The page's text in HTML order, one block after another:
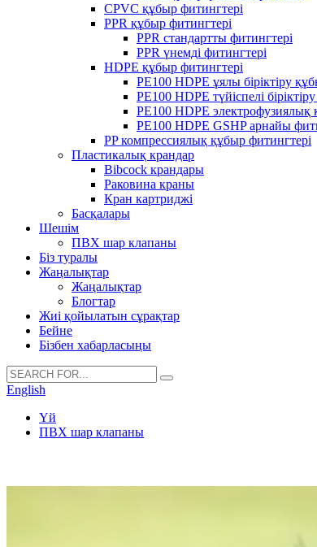
CPVC құбыр фитингтері
PPR құбыр фитингтері
PPR стандартты фитингтері
PPR үнемді фитингтері
HDPE құбыр фитингтері
PE100 HDPE ұялы біріктіру
PE100 HDPE түйіспелі
PE100 HDPE электрофузиялық
PE100 HDPE GSHP арнайы
PP компрессиялық құбыр фитингтері
Пластикалық крандар
Bibcock крандары
Раковина краны
Кран картриджі
Басқалары
Шешім
ПВХ шар клапаны
Біз туралы
Жаңалықтар
Жаңалықтар
Блогтар
Жиі қойылатын сұрақтар
Бейне
Бізбен хабарласыңы
English
Үй
ПВХ шар клапаны